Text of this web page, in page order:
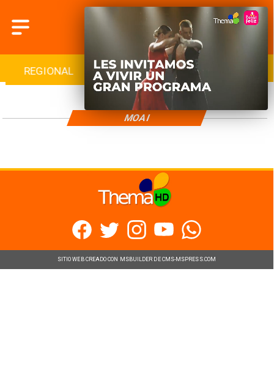
REGIONAL INTERNACIONAL DEPORTES
MOAI
SITIO WEB CREADO CON MSBUILDER DE CMS-MSPRESS.COM